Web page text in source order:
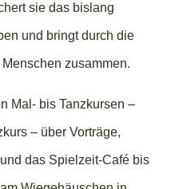
sie das bislang
und bringt durch die
zusammen.
Mal- bis Tanzkursen –
– über Vorträge,
das Spielzeit-Café bis